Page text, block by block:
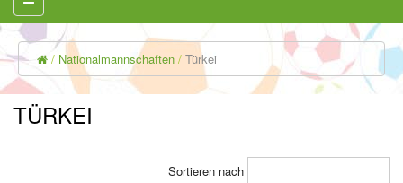
Nationalmannschaften Türkei
TÜRKEI
Sortieren nach